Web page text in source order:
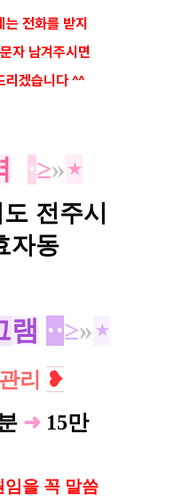
전화를 받지
자 남겨주시면
리겠습니다 ^^
·≥»⋆
전주시
자동
램 ··≥»⋆
리 ❥
➜ 15만
임을 꼭 말씀